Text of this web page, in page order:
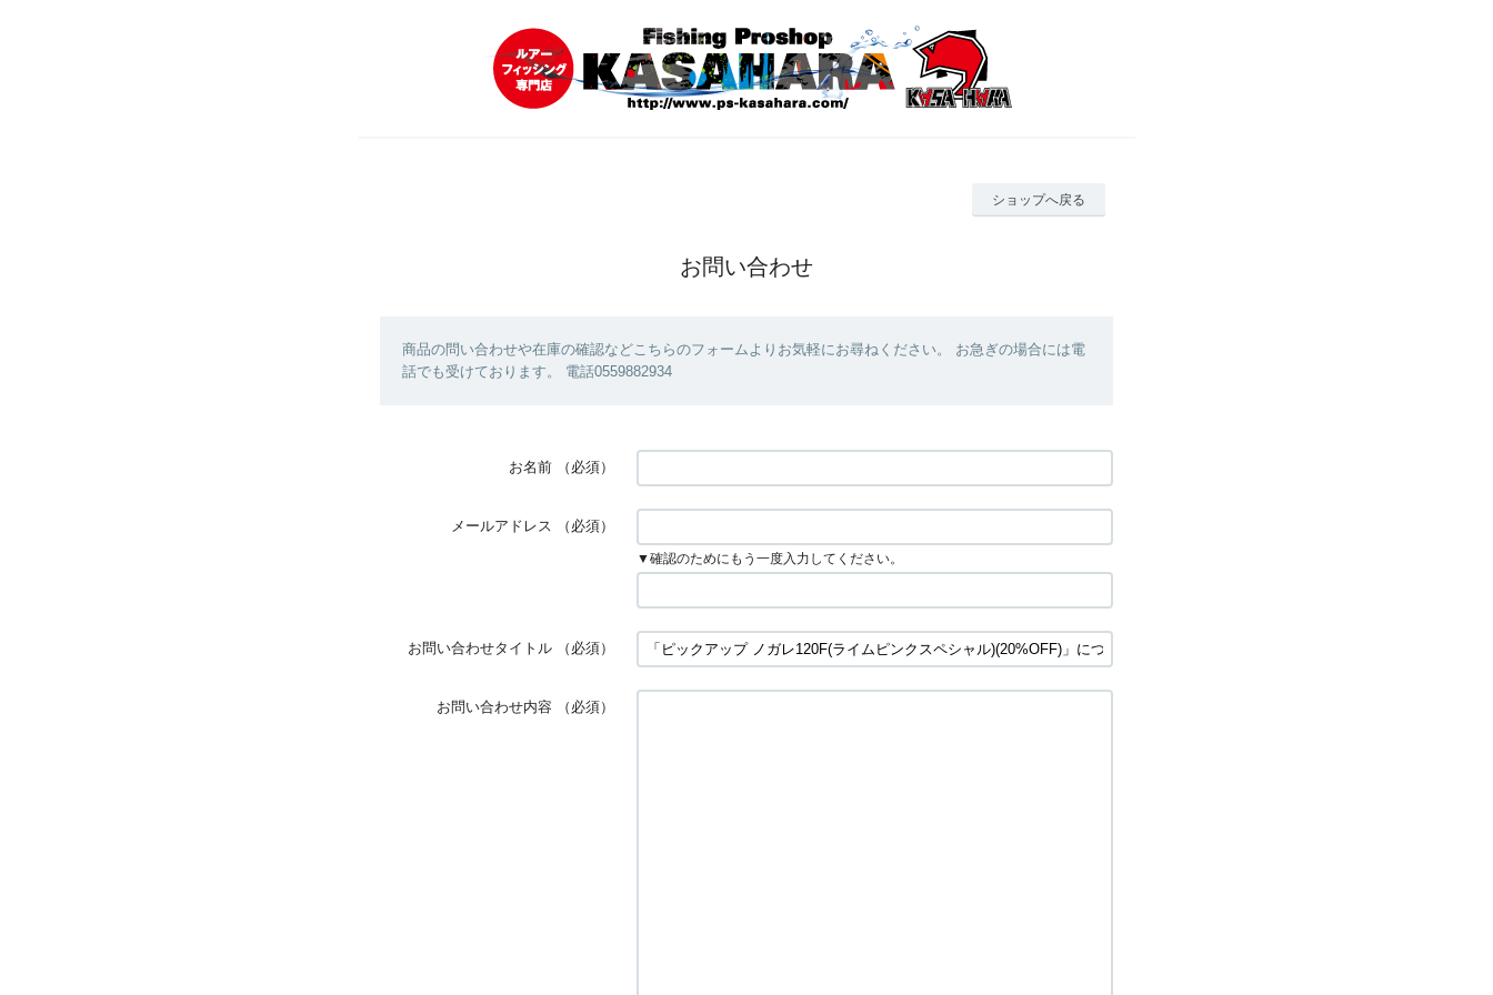
ショップへ戻る
お問い合わせ
商品の問い合わせや在庫の確認などこちらのフォームよりお気軽にお尋ねください。 お急ぎの場合には電
話でも受けております。 電話0559882934
お名前 （必須）
メールアドレス （必須）
▼確認のためにもう一度入力してください。
お問い合わせタイトル （必須）
お問い合わせ内容 （必須）